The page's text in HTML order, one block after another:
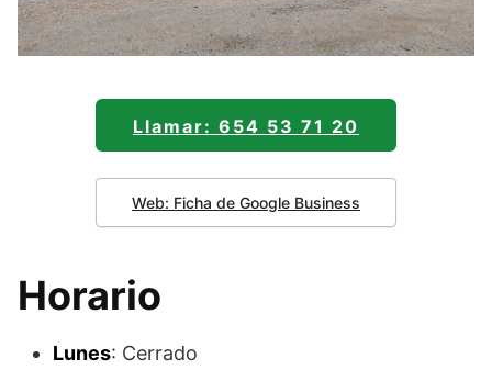
Llamar: 654 53 71 20
Web: Ficha de Google Business
Horario
Lunes: Cerrado